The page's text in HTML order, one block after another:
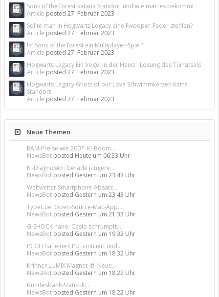
Sons of the forest katana Standort und wie man es bekommt
Article posted 27. Februar 2023
Sollte man in Hogwarts Legacy eine Fwooper-Feder stehlen?
Article posted 27. Februar 2023
Ist Sons of the forest ein Multiplayer-Spiel?
Article posted 27. Februar 2023
Hogwarts Legacy Ein Vogel in der Hand - Lösung des Türrätsels
Article posted 27. Februar 2023
Hogwarts Legacy Ghost of our Love Schwimmkerzen Karte
Standort
Article posted 27. Februar 2023
Neue Themen
RAM-Preise wie 2007: KI-Boom...
NewsBot posted Heute um 06:33 Uhr
KI-Diagnosen: Gerade jüngere...
NewsBot posted Gestern um 23:43 Uhr
Weltweiter Smartphone-Absatz...
NewsBot posted Gestern um 23:43 Uhr
TypeCue: Open-Source-Mac-App...
NewsBot posted Gestern um 21:33 Uhr
G-SHOCK nano: Casio schrumpft...
NewsBot posted Gestern um 19:32 Uhr
PCGH hat eine CPU simuliert und...
NewsBot posted Gestern um 18:32 Uhr
Krinner LUMIX Magnet-it!: Neue...
NewsBot posted Gestern um 18:22 Uhr
Bundesbank-Statistik:...
NewsBot posted Gestern um 18:22 Uhr